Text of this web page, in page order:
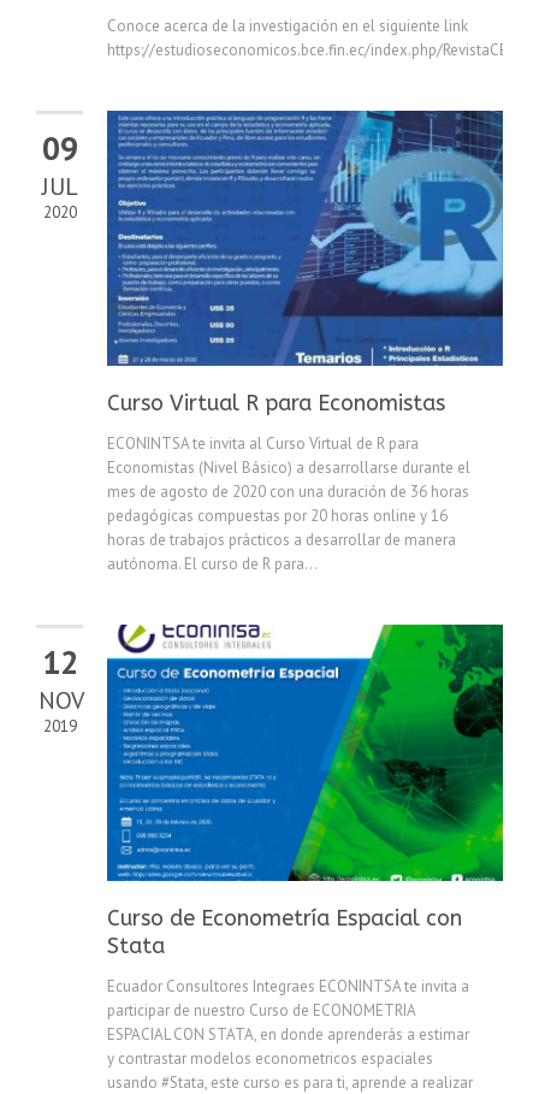
Conoce acerca de la investigación en el siguiente link
https://estudioseconomicos.bce.fin.ec/index.php/RevistaCE/
09
JUL
2020
Curso Virtual R para Economistas
ECONINTSA te invita al Curso Virtual de R para
Economistas (Nivel Básico) a desarrollarse durante el
mes de agosto de 2020 con una duración de 36 horas
pedagógicas compuestas por 20 horas online y 16
horas de trabajos prácticos a desarrollar de manera
autónoma. El curso de R para...
12
NOV
2019
Curso de Econometría Espacial con
Stata
Ecuador Consultores Integraes ECONINTSA te invita a
participar de nuestro Curso de ECONOMETRIA
ESPACIAL CON STATA, en donde aprenderás a estimar
y contrastar modelos econometricos espaciales
usando #Stata, este curso es para ti, aprende a realizar